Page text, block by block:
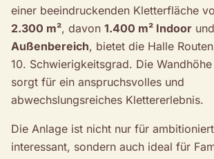
einer beeindruckenden Kletterfläche
2.300 m², davon 1.400 m² Indoor und
Außenbereich, bietet die Halle
10. Schwierigkeitsgrad. Die
sorgt für ein anspruchsvolles und
abwechslungsreiches Klettererlebnis.
Die Anlage ist nicht nur für
interessant, sondern auch ideal für